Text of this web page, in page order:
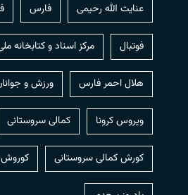
عنایت الله رحیمی فارس
فوتبال مرکز اسناد و کتابخانه
هلال احمر فارس ورزش و
ویروس کرونا کمالی سروستانی
کورش کمالی سروستانی کوروش